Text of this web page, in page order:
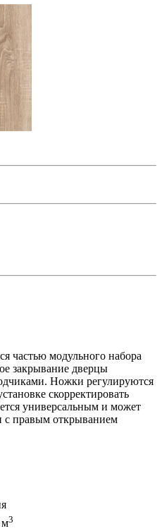
частью модульного набора
закрывание дверцы
Ножки регулируются
скорректировать
универсальным и может
с правым открыванием
м3